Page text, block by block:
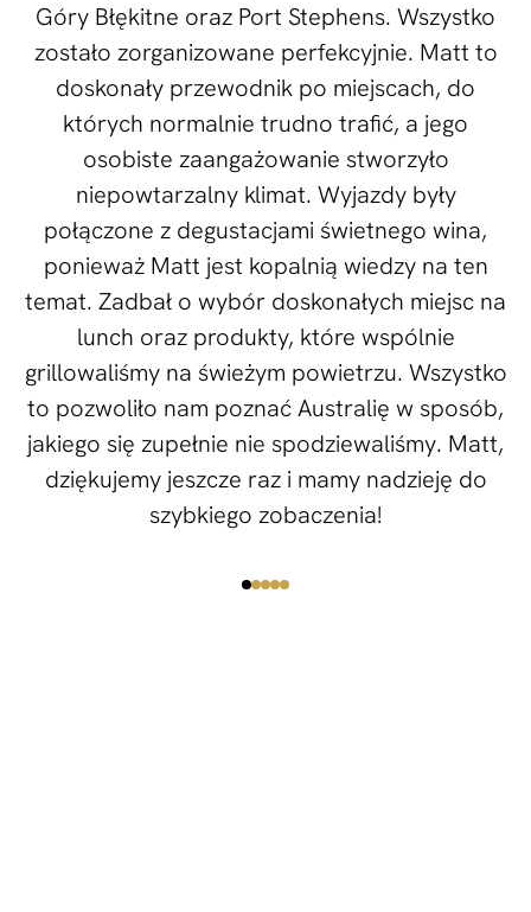
Góry Błękitne oraz Port Stephens. Wszystko
zostało zorganizowane perfekcyjnie. Matt to
doskonały przewodnik po miejscach, do
których normalnie trudno trafić, a jego
osobiste zaangażowanie stworzyło
niepowtarzalny klimat. Wyjazdy były
połączone z degustacjami świetnego wina,
ponieważ Matt jest kopalnią wiedzy na ten
temat. Zadbał o wybór doskonałych miejsc na
lunch oraz produkty, które wspólnie
grillowaliśmy na świeżym powietrzu. Wszystko
to pozwoliło nam poznać Australię w sposób,
jakiego się zupełnie nie spodziewaliśmy. Matt,
dziękujemy jeszcze raz i mamy nadzieję do
szybkiego zobaczenia!